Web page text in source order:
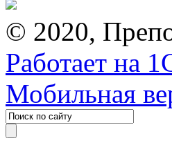
© 2020,
Работает на
Мобильная